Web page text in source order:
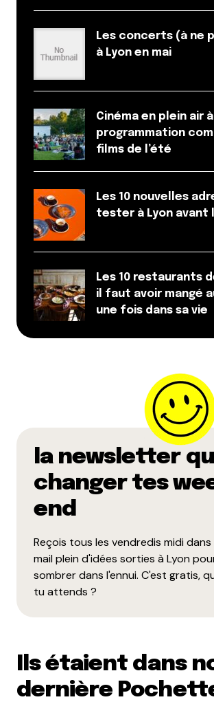
https://www.facebook.com/events/
Répondre
Votre adresse e-mail ne sera pas
champs obligatoires sont indiqués
Dis-nous tout*
Name*
E-mail*
Enregistrer mon nom, mon e-mail et mon
navigateur pour mon prochain
par e-mail.
Les concerts (à ne
à Lyon en mai
Cinéma en plein air
programmation
films de l’été
Les 10 nouvelles
tester à Lyon avant
Les 10 restaurants
il faut avoir mangé
une fois dans sa vie
la newsletter
changer tes
end
Reçois tous les vendredis midi
mail plein d'idées sorties à Lyon
sombrer dans l'ennui. C'est gratis,
tu attends ?
Ils étaient dans
dernière